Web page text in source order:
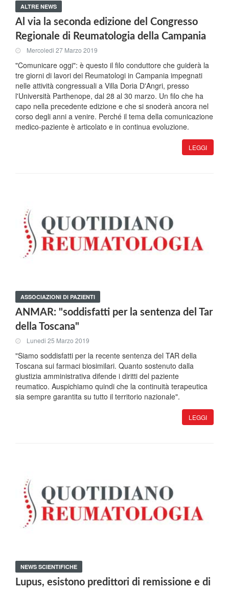
ALTRE NEWS
Al via la seconda edizione del Congresso
Regionale di Reumatologia della Campania
Mercoledi 27 Marzo 2019
"Comunicare oggi": è questo il filo conduttore che guiderà la
tre giorni di lavori dei Reumatologi in Campania impegnati
nelle attività congressuali a Villa Doria D'Angri, presso
l'Università Parthenope, dal 28 al 30 marzo. Un filo che ha
capo nella precedente edizione e che si snoderà ancora nel
corso degli anni a venire. Perché il tema della comunicazione
medico-paziente è articolato e in continua evoluzione.
LEGGI
ASSOCIAZIONI DI PAZIENTI
ANMAR: "soddisfatti per la sentenza del Tar
della Toscana"
Lunedi 25 Marzo 2019
"Siamo soddisfatti per la recente sentenza del TAR della
Toscana sui farmaci biosimilari. Quanto sostenuto dalla
giustizia amministrativa difende i diritti del paziente
reumatico. Auspichiamo quindi che la continuità terapeutica
sia sempre garantita su tutto il territorio nazionale".
LEGGI
NEWS SCIENTIFICHE
Lupus, esistono predittori di remissione e di